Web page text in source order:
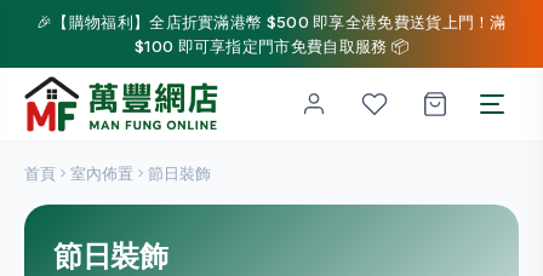
🎉【購物福利】全店折實滿港幣 $500 即享全港免費送貨上門！滿
$100 即可享指定門市免費自取服務 📦
首頁 室內佈置 節日裝飾
節日裝飾